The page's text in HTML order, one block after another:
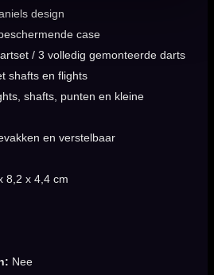
design
case
/ 3 volledig gemonteerde darts
shafts en flights
shafts, punten en kleine
en verstelbaar
8,2 x 4,4 cm
Nee